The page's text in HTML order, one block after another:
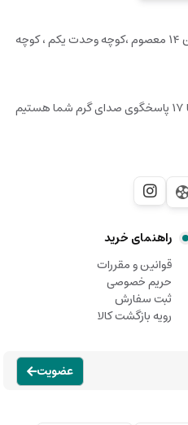
تهران ،مهرآباد ، ۴۵ متری زرند ، خبابان ۱۴ معصوم ،کوچه وحدت یکم ، کوچه
راهنمای خرید
قوانین و مقررات
حریم خصوصی
ثبت سفارش
رویه بازگشت کالا
عضویت